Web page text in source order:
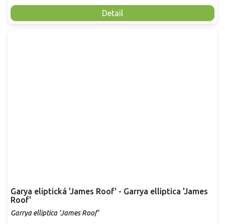
Detail
Garya eliptická 'James Roof' - Garrya elliptica 'James
Roof'
Garrya elliptica 'James Roof'